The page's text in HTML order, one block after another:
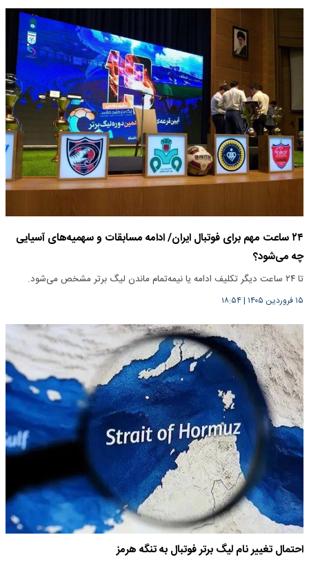
۲۴ ساعت مهم برای فوتبال ایران/ ادامه مسابقات و سهمیه‌های آسیایی
چه می‌شود؟
تا ۲۴ ساعت دیگر تکلیف ادامه یا نیمه‌تمام ماندن لیگ برتر مشخص می‌شود.
۱۵ فروردین ۱۴۰۵ |۱۸:۵۴
احتمال تغییر نام لیگ برتر فوتبال به تنگه هرمز